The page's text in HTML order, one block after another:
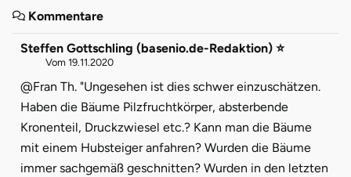
Kommentare
Steffen Gottschling (basenio.de-Redaktion) ⭐
Vom 19.11.2020
@Fran Th. "Ungesehen ist dies schwer einzuschätzen.
Haben die Bäume Pilzfruchtkörper, absterbende
Kronenteil, Druckzwiesel etc.? Kann man die Bäume
mit einem Hubsteiger anfahren? Wurden die Bäume
immer sachgemäß geschnitten? Wurden in den letzten